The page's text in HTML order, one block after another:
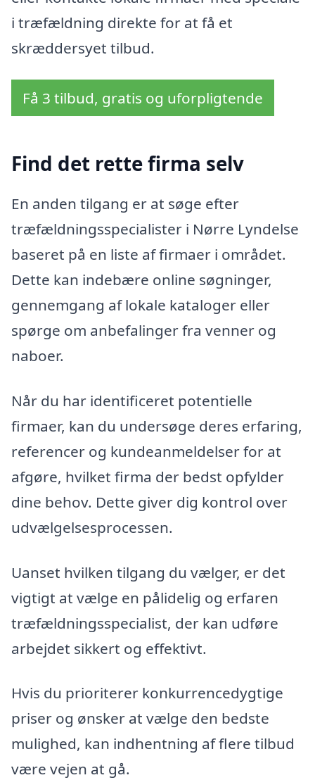
i træfældning direkte for at få et
skræddersyet tilbud.
Få 3 tilbud, gratis og uforpligtende
Find det rette firma selv
En anden tilgang er at søge efter
træfældningsspecialister i Nørre Lyndelse
baseret på en liste af firmaer i området.
Dette kan indebære online søgninger,
gennemgang af lokale kataloger eller
spørge om anbefalinger fra venner og
naboer.
Når du har identificeret potentielle
firmaer, kan du undersøge deres erfaring,
referencer og kundeanmeldelser for at
afgøre, hvilket firma der bedst opfylder
dine behov. Dette giver dig kontrol over
udvælgelsesprocessen.
Uanset hvilken tilgang du vælger, er det
vigtigt at vælge en pålidelig og erfaren
træfældningsspecialist, der kan udføre
arbejdet sikkert og effektivt.
Hvis du prioriterer konkurrencedygtige
priser og ønsker at vælge den bedste
mulighed, kan indhentning af flere tilbud
være vejen at gå.